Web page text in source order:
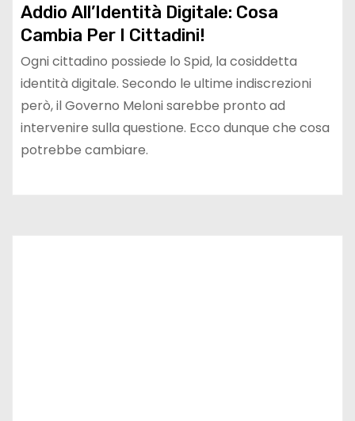
Addio All’Identità Digitale: Cosa
Cambia Per I Cittadini!
Ogni cittadino possiede lo Spid, la cosiddetta
identità digitale. Secondo le ultime indiscrezioni
però, il Governo Meloni sarebbe pronto ad
intervenire sulla questione. Ecco dunque che cosa
potrebbe cambiare.